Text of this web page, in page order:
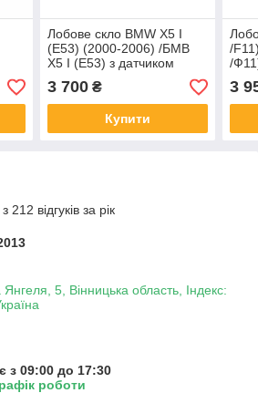
Лобове скло BMW X5 I
(E53) (2000-2006) /БМВ
Х5 I (Е53) з датчиком
дощу
3 700₴
Купити
/
/
3
відгуків за рік
5, Вінницька область, Індекс:
з 09:00 до 17:30
роботи